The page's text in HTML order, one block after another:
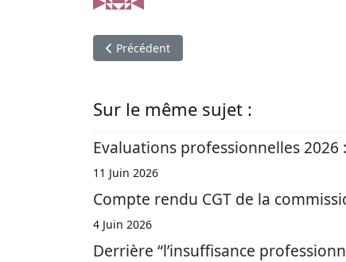
Article précédent : Compte rendu CGT de la
Précédent
Sur le même sujet :
Evaluations professionnelles
11 Juin 2026
Compte rendu CGT de la
4 Juin 2026
Derrière “l’insuffisance